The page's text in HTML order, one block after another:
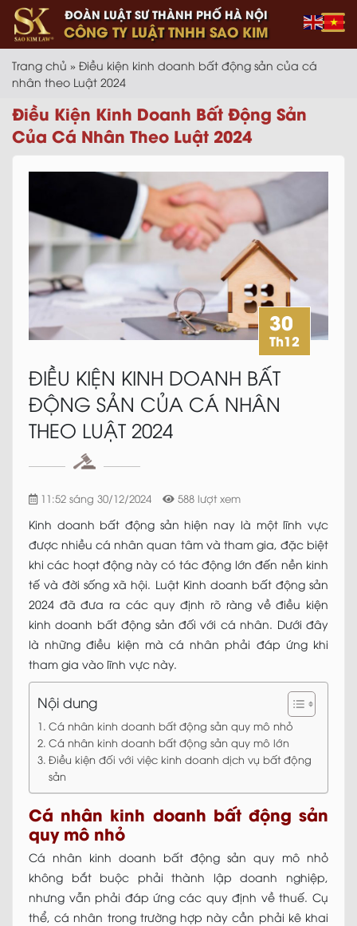
ĐOÀN LUẬT SƯ THÀNH PHỐ HÀ NỘI
CÔNG TY LUẬT TNHH SAO KIM
Trang chủ » Điều kiện kinh doanh bất động sản của cá
nhân theo Luật 2024
Điều Kiện Kinh Doanh Bất Động Sản
Của Cá Nhân Theo Luật 2024
30
Th12
ĐIỀU KIỆN KINH DOANH BẤT
ĐỘNG SẢN CỦA CÁ NHÂN
THEO LUẬT 2024
11:52 sáng 30/12/2024 588 lượt xem
Kinh doanh bất động sản hiện nay là một lĩnh vực
được nhiều cá nhân quan tâm và tham gia, đặc biệt
khi các hoạt động này có tác động lớn đến nền kinh
tế và đời sống xã hội. Luật Kinh doanh bất động sản
2024 đã đưa ra các quy định rõ ràng về điều kiện
kinh doanh bất động sản đối với cá nhân. Dưới đây
là những điều kiện mà cá nhân phải đáp ứng khi
tham gia vào lĩnh vực này.
Nội dung
Cá nhân kinh doanh bất động sản quy mô nhỏ
Cá nhân kinh doanh bất động sản quy mô lớn
Điều kiện đối với việc kinh doanh dịch vụ bất động
sản
Cá nhân kinh doanh bất động sản
quy mô nhỏ
Cá nhân kinh doanh bất động sản quy mô nhỏ
không bắt buộc phải thành lập doanh nghiệp,
nhưng vẫn phải đáp ứng các quy định về thuế. Cụ
thể, cá nhân trong trường hợp này cần phải kê khai